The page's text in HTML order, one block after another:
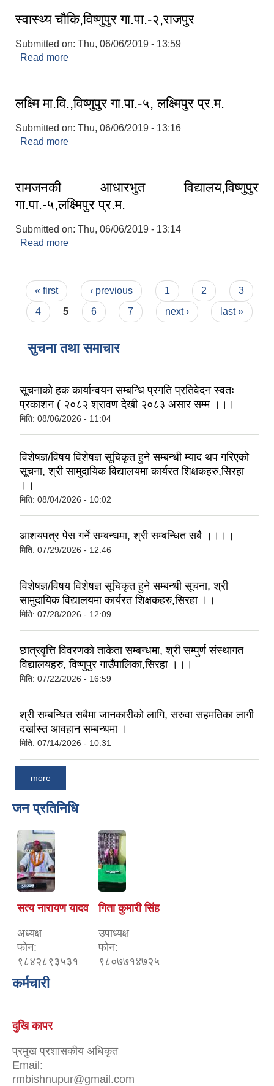
स्वास्थ्य चौकि,विष्णुपुर गा.पा.-२,राजपुर
Submitted on: Thu, 06/06/2019 - 13:59
Read more
लक्ष्मि मा.वि.,विष्णुपुर गा.पा.-५, लक्ष्मिपुर प्र.म.
Submitted on: Thu, 06/06/2019 - 13:16
Read more
रामजनकी आधारभुत विद्यालय,विष्णुपुर
गा.पा.-५,लक्ष्मिपुर प्र.म.
Submitted on: Thu, 06/06/2019 - 13:14
Read more
Pages
« first ‹ previous 1 2
3
4
5 6 7 next › last »
सुचना तथा समाचार
सूचनाको हक कार्यान्वयन सम्बन्धि प्रगति प्रतिवेदन स्वतः
प्रकाशन ( २०८२ श्रावण देखी २०८३ असार सम्म ।।।
मिति: 08/06/2026 - 11:04
विशेषज्ञ/विषय विशेषज्ञ सूचिकृत हुने सम्बन्धी म्याद थप गरिएको
सूचना, श्री सामुदायिक विद्यालयमा कार्यरत शिक्षकहरु,सिरहा
।।
मिति: 08/04/2026 - 10:02
आशयपत्र पेस गर्ने सम्बन्धमा, श्री सम्बन्धित सबै ।।।।
मिति: 07/29/2026 - 12:46
विशेषज्ञ/विषय विशेषज्ञ सूचिकृत हुने सम्बन्धी सूचना, श्री
सामुदायिक विद्यालयमा कार्यरत शिक्षकहरु,सिरहा ।।
मिति: 07/28/2026 - 12:09
छात्रवृत्ति विवरणको ताकेता सम्बन्धमा, श्री सम्पुर्ण संस्थागत
विद्यालयहरु, विष्णुपुर गाउँपालिका,सिरहा ।।।
मिति: 07/22/2026 - 16:59
श्री सम्बन्धित सबैमा जानकारीको लागि, सरुवा सहमतिका लागी
दर्खास्त आवहान सम्बन्धमा ।
मिति: 07/14/2026 - 10:31
more
जन प्रतिनिधि
सत्य नारायण यादव
अध्यक्ष
फोन:
९८४२८९३५३१
गिता कुमारी सिंह
उपाध्यक्ष
फोन:
९८०७७१४७२५
कर्मचारी
दुखि कापर
प्रमुख प्रशासकीय अधिकृत
Email:
rmbishnupur@gmail.com